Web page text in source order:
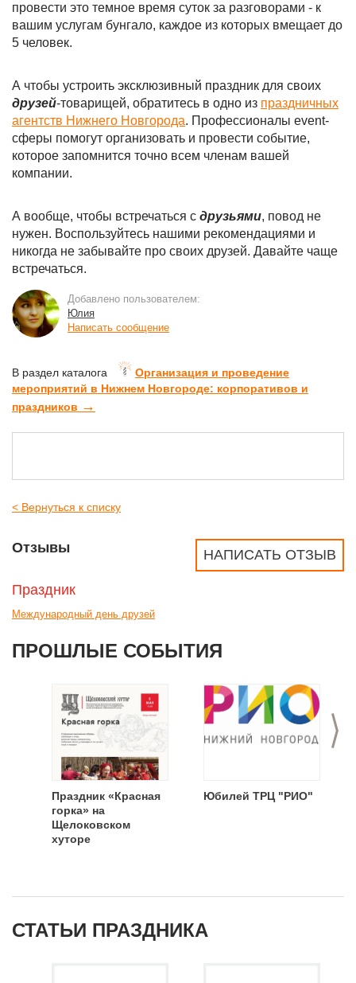
провести это темное время суток за разговорами - к
вашим услугам бунгало, каждое из которых вмещает до
5 человек.
А чтобы устроить эксклюзивный праздник для своих
друзей-товарищей, обратитесь в одно из праздничных
агентств Нижнего Новгорода. Профессионалы event-
сферы помогут организовать и провести событие,
которое запомнится точно всем членам вашей
компании.
А вообще, чтобы встречаться с друзьями, повод не
нужен. Воспользуйтесь нашими рекомендациями и
никогда не забывайте про своих друзей. Давайте чаще
встречаться.
Добавлено пользователем:
Юлия
Написать сообщение
В раздел каталога
Организация и проведение
мероприятий в Нижнем Новгороде: корпоративов и
праздников →
< Вернуться к списку
НАПИСАТЬ ОТЗЫВ
Отзывы
Праздник
Международный день друзей
ПРОШЛЫЕ СОБЫТИЯ
>
Праздник «Красная
горка» на
Щелоковском
хуторе
Юбилей ТРЦ "РИО"
СТАТЬИ ПРАЗДНИКА